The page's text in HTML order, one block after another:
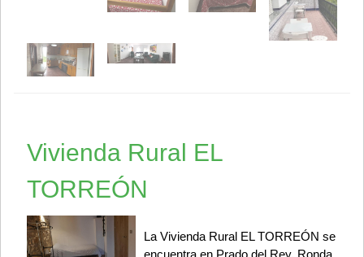
Vivienda Rural EL
TORREÓN
La Vivienda Rural EL TORREÓN se